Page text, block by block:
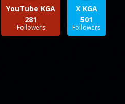
YouTube KGA
281
Followers
X KGA
501
Followers